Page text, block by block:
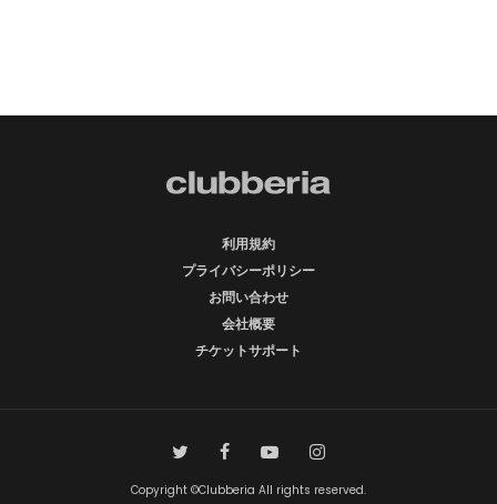
利用規約
プライバシーポリシー
お問い合わせ
会社概要
チケットサポート
Copyright ©Clubberia All rights reserved.